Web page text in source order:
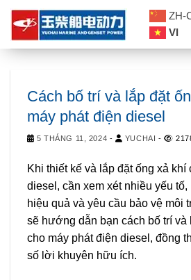
Skip
content
ZH-
VI
Cách bố trí và lắp đặt
máy phát điện diesel
5 THÁNG 11, 2024 - YUCHAI -
Khi thiết kế và lắp đặt ống xả khí
diesel, cần xem xét nhiều yếu tố,
hiệu quả và yêu cầu bảo vệ môi
sẽ hướng dẫn bạn cách bố trí và
cho máy phát điện diesel, đồng
số lời khuyên hữu ích.